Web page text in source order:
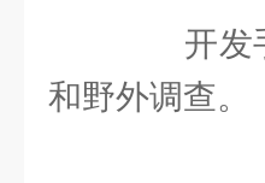
开发手
和野外调查。